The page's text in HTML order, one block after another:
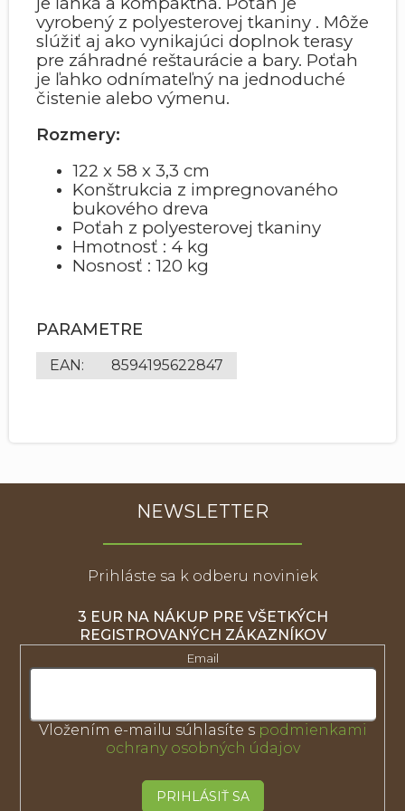
vyrobený z polyesterovej tkaniny . Môže
slúžiť aj ako vynikajúci doplnok terasy
pre záhradné reštaurácie a bary. Poťah
je ľahko odnímateľný na jednoduché
čistenie alebo výmenu.
Rozmery:
122 x 58 x 3,3 cm
Konštrukcia z impregnovaného
bukového dreva
Poťah z polyesterovej tkaniny
Hmotnosť : 4 kg
Nosnosť : 120 kg
PARAMETRE
EAN: 8594195622847
NEWSLETTER
Prihláste sa k odberu noviniek
3 EUR NA NÁKUP PRE VŠETKÝCH
REGISTROVANÝCH ZÁKAZNÍKOV
Email
Vložením e-mailu súhlasíte s podmienkami
ochrany osobných údajov
PRIHLÁSIŤ SA